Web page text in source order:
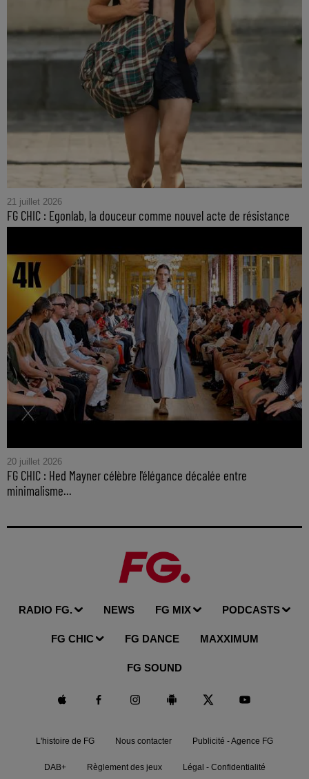
21 juillet 2026
FG CHIC : Egonlab, la douceur comme nouvel acte de résistance
20 juillet 2026
FG CHIC : Hed Mayner célèbre l'élégance décalée entre
minimalisme...
RADIO FG. NEWS FG MIX PODCASTS
FG CHIC FG DANCE MAXXIMUM
FG SOUND
L'histoire de FG Nous contacter Publicité - Agence FG
DAB+ Règlement des jeux Légal - Confidentialité